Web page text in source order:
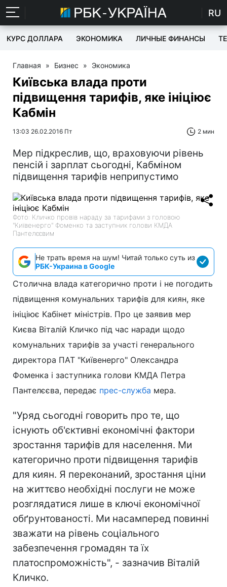
RU
КУРС ДОЛЛАРА ЭКОНОМИКА ЛИЧНЫЕ ФИНАНСЫ
Главная » Бизнес » Экономика
Київська влада проти
підвищення тарифів, яке ініціює
Кабмін
13:03 26.02.2016 Пт 2 мин
Мер підкреслив, що, враховуючи рівень
пенсій і зарплат сьогодні, Кабміном
підвищення тарифів неприпустимо
Фото: Кличко провів нараду за тарифами з головою
"Київенерго" Фоменко та заступник голови КМДА
Пантелєєвим
Не трать время на шум! Читай только суть из
РБК-Украина в Google
Столична влада категорично проти і не погодить
підвищення комунальних тарифів для киян, яке
ініціює Кабінет міністрів. Про це заявив мер
Києва Віталій Кличко під час наради щодо
комунальних тарифів за участі генерального
директора ПАТ "Київенерго" Олександра
Фоменка і заступника голови КМДА Петра
Пантелєєва, передає прес-служба мера.
"Уряд сьогодні говорить про те, що
існують об'єктивні економічні фактори
зростання тарифів для населення. Ми
категорично проти підвищення тарифів
для киян. Я переконаний, зростання ціни
на життєво необхідні послуги не може
розглядатися лише в ключі економічної
обґрунтованості. Ми насамперед повинні
зважати на рівень соціального
забезпечення громадян та їх
платоспроможність", - зазначив Віталій
Кличко.